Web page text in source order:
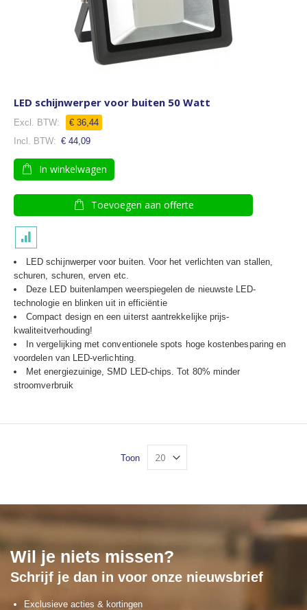
LED schijnwerper voor buiten 50 Watt
€ 36,44
Speciale
€ 44,09
In winkelwagen
Toevoegen aan offerte
LED schijnwerper voor buiten. Voor het verlichten van stallen,
schuren, schuren, erven etc.
Deze LED buitenlampen weerspiegelen de nieuwste LED-
technologie en blinken uit in efficiëntie
Compact design en een uiterst aantrekkelijke prijs-
kwaliteitverhouding!
In vergelijking met conventionele spots hoge kostenbesparing en
voordelen van LED-verlichting.
Met energiezuinige, SMD LED-chips. Tot 80% minder
stroomverbruik
Toon
Wil je niets missen?
Schrijf je dan in voor onze nieuwsbrief
Exclusieve acties & kortingen